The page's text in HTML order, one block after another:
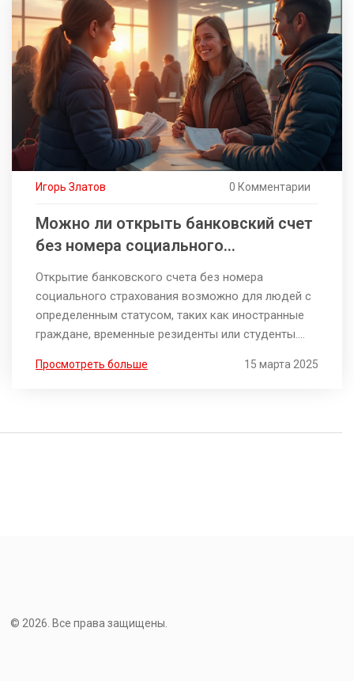
Игорь Златов 0 Комментарии
Можно ли открыть банковский счет
без номера социального
страхования?
Открытие банковского счета без номера
социального страхования возможно для людей с
определенным статусом, таких как иностранные
граждане, временные резиденты или студенты.
идентификации. Знание этого процесса может
Также рассмотрим, на что обратить внимание и
Просмотреть больше 15 марта 2025
© 2026. Все права защищены.